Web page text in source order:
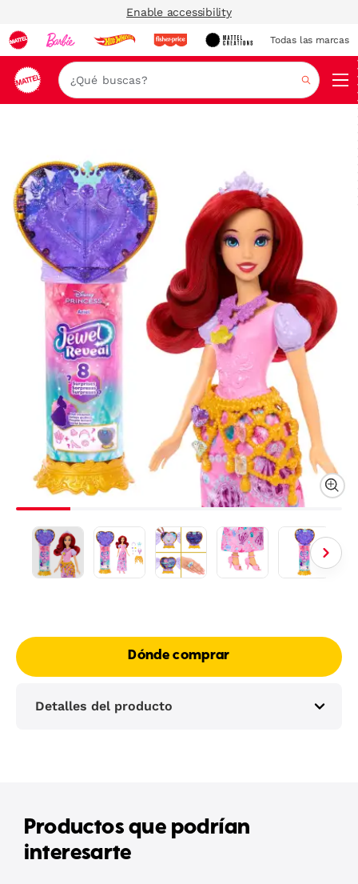
Enable accessibility
Todas las marcas
Buscar
Dónde comprar
Detalles del producto
Productos que podrían
interesarte